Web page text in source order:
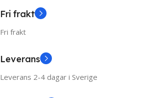
Fri frakt
Fri frakt
Leverans
Leverans 2-4 dagar i Sverige